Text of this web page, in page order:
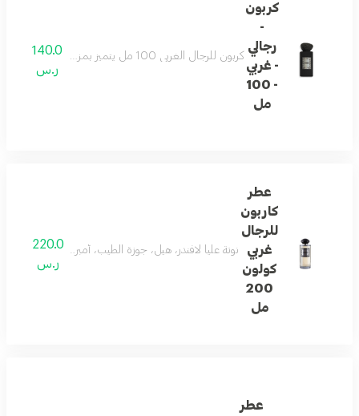
كربون
-
رجالي
- غربي
- 100
مل
كربون للرجال الغربي 100 مل يتميز بمزيج متطور مع نفحات عليا من اللافندر والكراميل وجوزة الطيب والعنبر. نفحات القلب تكشف عن الزعفران والورد والخوخ وخشب الأرز، بينما يجمع الأساس بين الباتشولي وخشب الصندل الكشميري والجلد لترك انطباع ذكوري دائم.
140.0
ر.س
عطر
كاربون
للرجال
غربي
كولون
200
مل
نوتة عليا لافندر، هيل، جوزة الطيب، أمبروكسان. نوتة
220.0
ر.س
عطر